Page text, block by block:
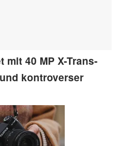
mit 40 MP X-Trans-
kontroverser